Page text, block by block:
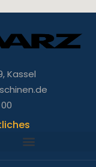
Kassel